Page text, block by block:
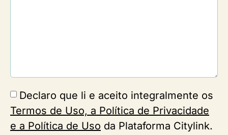
Declaro que li e aceito integralmente os
Termos de Uso, a Política de Privacidade
e a Política de Uso da Plataforma Citylink.